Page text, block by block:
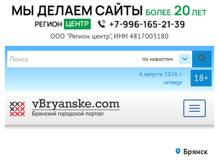
ООО "Регион центр", ИНН 4817003180
по новостям
18+
6 августа 2026 г.
четверг
Toggle
Брянск